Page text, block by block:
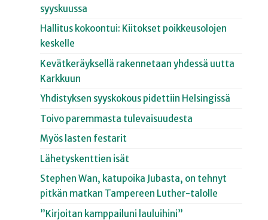
syyskuussa
Hallitus kokoontui: Kiitokset poikkeusolojen
keskelle
Kevätkeräyksellä rakennetaan yhdessä uutta
Karkkuun
Yhdistyksen syyskokous pidettiin Helsingissä
Toivo paremmasta tulevaisuudesta
Myös lasten festarit
Lähetyskenttien isät
Stephen Wan, katupoika Jubasta, on tehnyt
pitkän matkan Tampereen Luther-talolle
”Kirjoitan kamppailuni lauluihini”